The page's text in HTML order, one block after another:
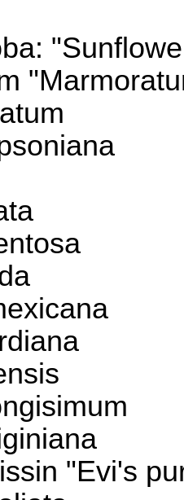
"Evi's